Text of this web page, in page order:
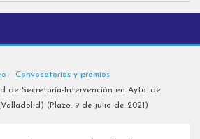
Convocatorias y premios
de Secretaría-Intervención en Ayto. de
(Plazo: 9 de julio de 2021)